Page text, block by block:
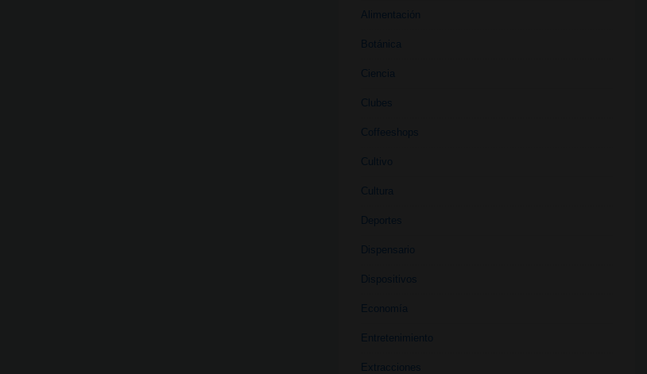
Alimentación
Botánica
Ciencia
Clubes
Coffeeshops
Cultivo
Cultura
Deportes
Dispensario
Dispositivos
Economía
Entretenimiento
Extracciones